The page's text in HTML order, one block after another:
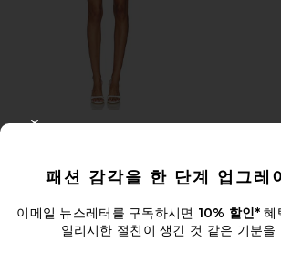
Favorite MO 원피스
패션 감각을 한 단계 업그레
이메일 뉴스레터를 구독하시면 10% 할인*혜
일리시한 절친이 생긴 것 같은 기분을